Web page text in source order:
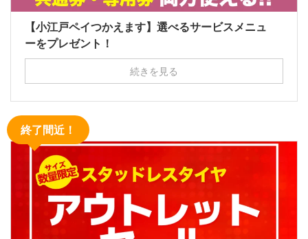
【小江戸ペイつかえます】選べるサービスメニュ
ーをプレゼント！
続きを見る
終了間近！